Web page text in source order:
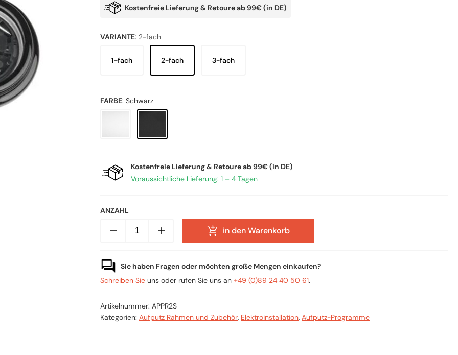
Kostenfreie Lieferung & Retoure ab 99€ (in DE)
VARIANTE: 2-fach
1-fach 2-fach 3-fach
FARBE: Schwarz
Kostenfreie Lieferung & Retoure ab 99€ (in DE)
Voraussichtliche Lieferung: 1 – 4 Tagen
ANZAHL
Rahmen
Aufputz-
Steckdose/Schalter
Menge
in den Warenkorb
Sie haben Fragen oder möchten große Mengen einkaufen?
Schreiben Sie uns oder rufen Sie uns an +49 (0)89 24 40 50 61.
Artikelnummer: APPR2S
Kategorien: Aufputz Rahmen und Zubehör, Elektroinstallation, Aufputz-Programme